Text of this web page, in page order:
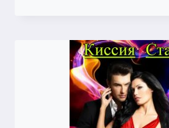
(КИССИЯ
СТАРК)